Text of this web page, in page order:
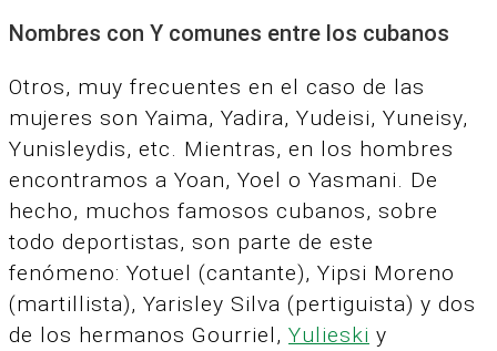
Nombres con Y comunes entre los cubanos
Otros, muy frecuentes en el caso de las
mujeres son Yaima, Yadira, Yudeisi, Yuneisy,
Yunisleydis, etc. Mientras, en los hombres
encontramos a Yoan, Yoel o Yasmani. De
hecho, muchos famosos cubanos, sobre
todo deportistas, son parte de este
fenómeno: Yotuel (cantante), Yipsi Moreno
(martillista), Yarisley Silva (pertiguista) y dos
de los hermanos Gourriel, Yulieski y